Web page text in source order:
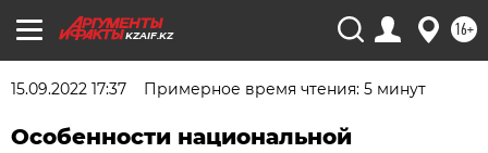
KZAIF.KZ 16+
15.09.2022 17:37 Примерное время чтения: 5 минут
Особенности национальной